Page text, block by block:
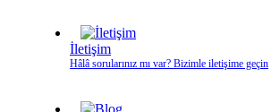
İletişim
Hâlâ sorularınız mı var? Bizimle iletişime geçin